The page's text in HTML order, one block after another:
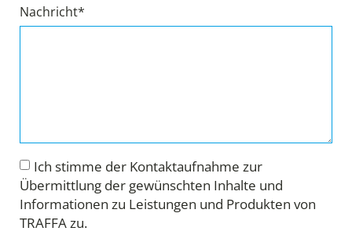
Nachricht*
Ich stimme der Kontaktaufnahme zur
Übermittlung der gewünschten Inhalte und
Informationen zu Leistungen und Produkten von
TRAFFA zu.